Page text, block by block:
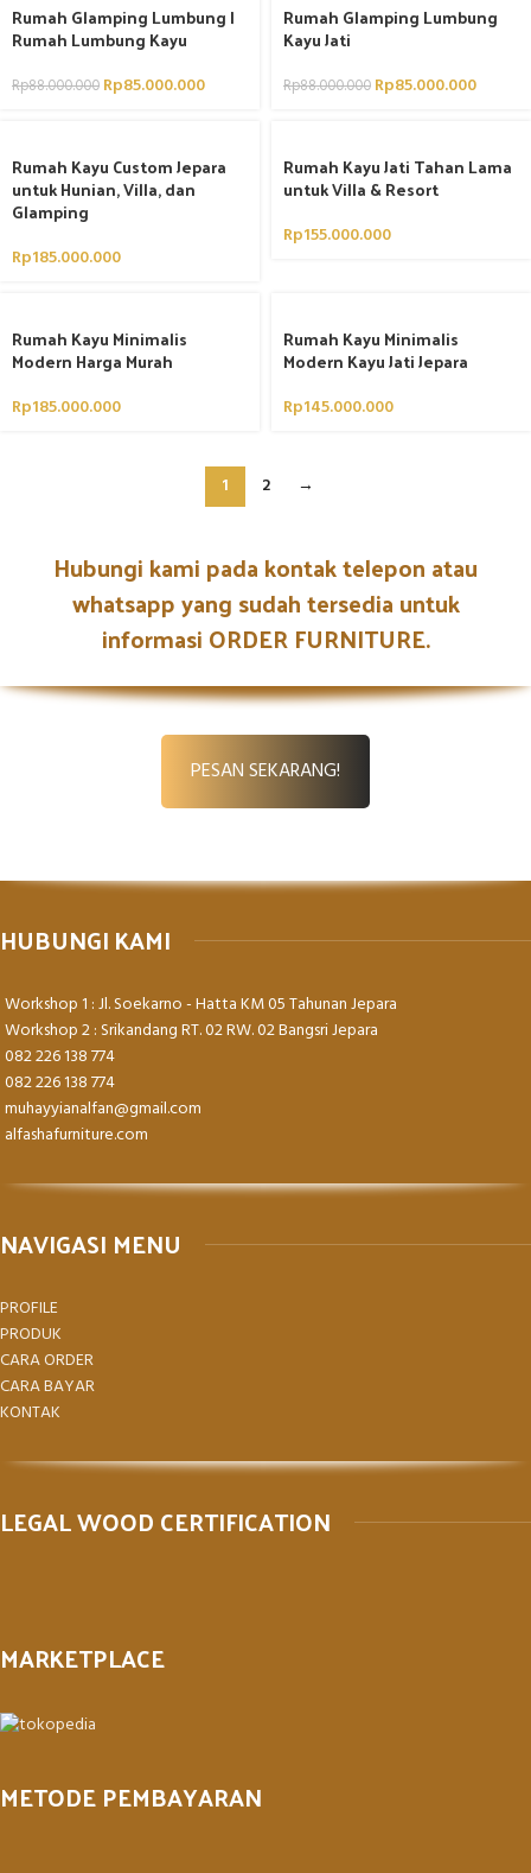
Rumah Glamping Lumbung |
Rumah Lumbung Kayu
Rp88.000.000 Rp85.000.000
Rumah Glamping Lumbung
Kayu Jati
Rp88.000.000 Rp85.000.000
Rumah Kayu Custom Jepara
untuk Hunian, Villa, dan
Glamping
Rp185.000.000
Rumah Kayu Jati Tahan Lama
untuk Villa & Resort
Rp155.000.000
Rumah Kayu Minimalis
Modern Harga Murah
Rp185.000.000
Rumah Kayu Minimalis
Modern Kayu Jati Jepara
Rp145.000.000
1 2 →
Hubungi kami pada kontak telepon atau
whatsapp yang sudah tersedia untuk
informasi ORDER FURNITURE.
PESAN SEKARANG!
HUBUNGI KAMI
Workshop 1 : Jl. Soekarno - Hatta KM 05 Tahunan Jepara
Workshop 2 : Srikandang RT. 02 RW. 02 Bangsri Jepara
082 226 138 774
082 226 138 774
muhayyianalfan@gmail.com
alfashafurniture.com
NAVIGASI MENU
PROFILE
PRODUK
CARA ORDER
CARA BAYAR
KONTAK
LEGAL WOOD CERTIFICATION
MARKETPLACE
METODE PEMBAYARAN